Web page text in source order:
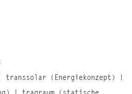
transsolar (Energiekonzept) |